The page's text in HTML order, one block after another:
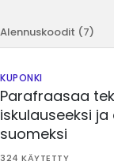
Alennuskoodit (7)
KUPONKI
Parafraasaa
iskulauseeksi
suomeksi
324 KÄYTETTY